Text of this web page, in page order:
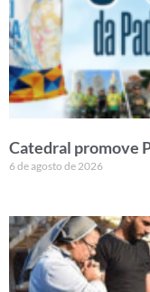
Catedral promove
6 de agosto de 2026